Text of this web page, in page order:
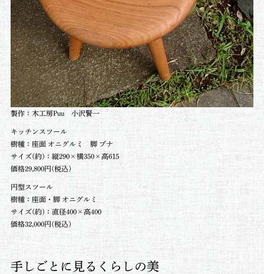
製作：木工房Puu 小沢賢一
キッチンスツール
樹種：座面 オニグルミ 脚 ブナ
サイズ(約)：縦290×横350×高615
価格29,800円(税込)
円型スツール
樹種：座面・脚 オニグルミ
サイズ(約)：直径400×高400
価格32,000円(税込)
手しごとに見るくらしの美